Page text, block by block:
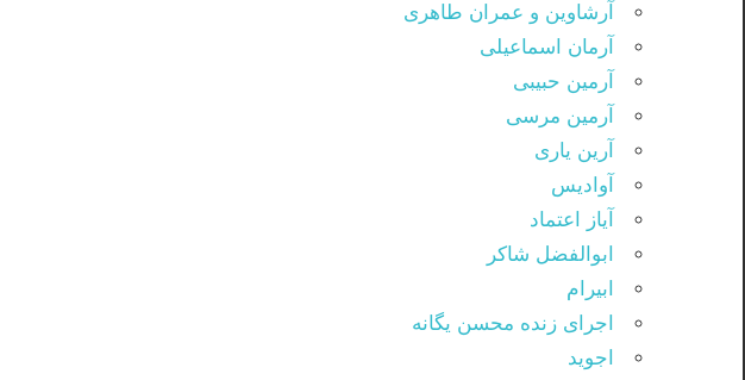
آرشاوین و عمران طاهری
آرمان اسماعیلی
آرمین حبیبی
آرمین مرسی
آرین یاری
آوادیس
آیاز اعتماد
ابوالفضل شاکر
ابیرام
اجرای زنده محسن یگانه
اجوید